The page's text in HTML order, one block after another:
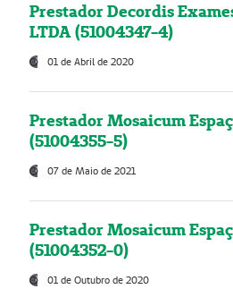
Prestador Decordis
LTDA (51004347-4)
01 de Abril de 2020
Prestador Mosaicum
(51004355-5)
07 de Maio de 2021
Prestador Mosaicum
(51004352-0)
01 de Outubro de 2020